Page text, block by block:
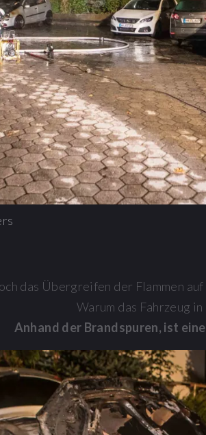
das Übergreifen der Flammen
Warum das Fahrzeug
Anhand der Brandspuren, ist